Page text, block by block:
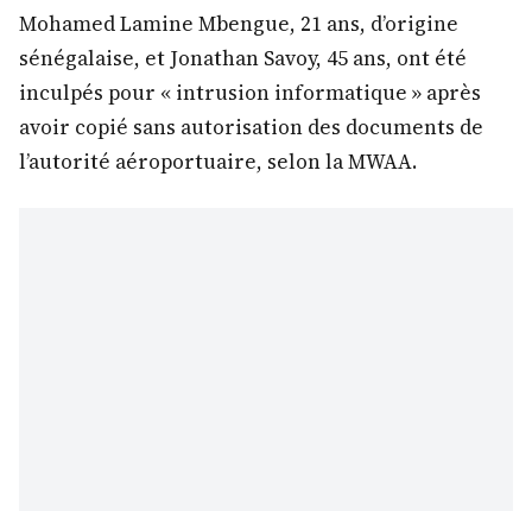
Mohamed Lamine Mbengue, 21 ans, d’origine
sénégalaise, et Jonathan Savoy, 45 ans, ont été
inculpés pour « intrusion informatique » après
avoir copié sans autorisation des documents de
l’autorité aéroportuaire, selon la MWAA.